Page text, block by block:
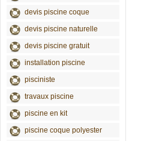
devis piscine coque
devis piscine naturelle
devis piscine gratuit
installation piscine
pisciniste
travaux piscine
piscine en kit
piscine coque polyester